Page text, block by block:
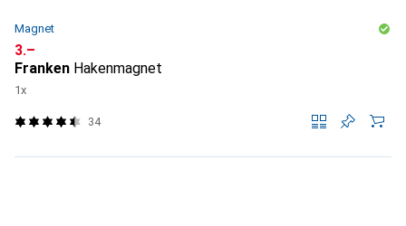
Magnet
CHF
3.–
Franken Hakenmagnet
1x
34